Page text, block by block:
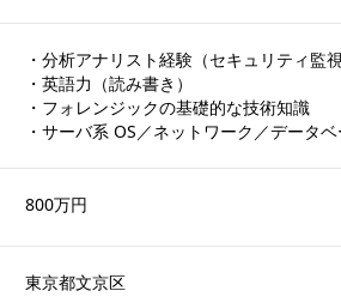
・分析アナリスト経験（セキュリティ監
・英語力（読み書き）
・フォレンジックの基礎的な技術知識
・サーバ系 OS／ネットワーク／データ
800万円
東京都文京区